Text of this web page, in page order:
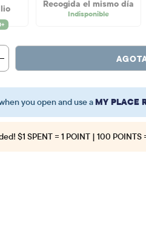
Recogida el mismo día
Indisponible
you open and use aMY PLACE
$1 SPENT = 1 POINT | 100 POINTS